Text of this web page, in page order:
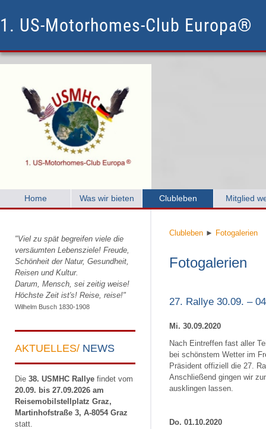
1. US-Motorhomes-Club Europa®
Home Was wir bieten Clubleben Mitglied
"Viel zu spät begreifen viele die
versäumten Lebensziele! Freude,
Schönheit der Natur, Gesundheit,
Reisen und Kultur.
Darum, Mensch, sei zeitig weise!
Höchste Zeit ist's! Reise, reise!"
Wilhelm Busch 1830-1908
AKTUELLES/ NEWS
Die 38. USMHC Rallye findet vom
20.09. bis 27.09.2026 am
Reisemobilstellplatz Graz,
Martinhofstraße 3, A-8054 Graz
statt.
Clubleben ► Fotogalerien
Fotogalerien
27. Rallye 30.09. –
Mi. 30.09.2020
Nach Eintreffen fast aller
bei schönstem Wetter im
Präsident offiziell die 27.
Anschließend gingen wir
ausklingen lassen.
Do. 01.10.2020